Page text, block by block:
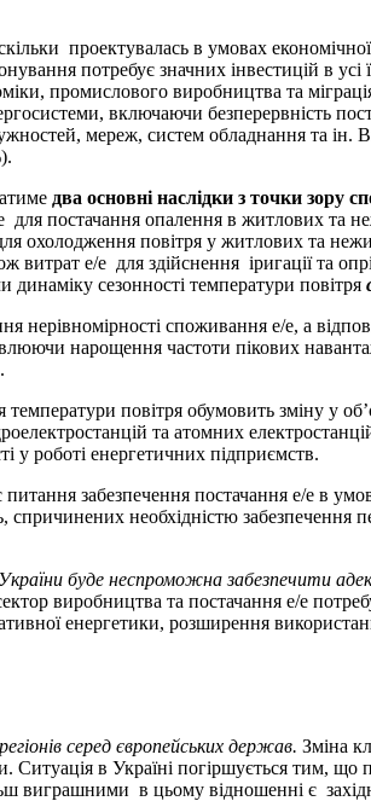
проектувалась в умовах
потребує значних інвестицій в усі
промислового виробництва та
включаючи безперервність
мереж, систем обладнання та ін.
два основні наслідки з точки зору
е для постачання опалення в житлових
охолодження повітря у житлових та
витрат е/е для здійснення іригації
сезонності температури повітря
споживання е/е, а
нарощення частоти пікових
повітря обумовить зміну у
та атомних
у роботі енергетичних підприємств.
забезпечення постачання е/е в
необхідністю забезпечення
буде неспроможна забезпечити
виробництва та постачання е/е
енергетики, розширення
серед європейських держав. Зміна
в Україні погіршується тим, що
виграшними в цьому відношенні є